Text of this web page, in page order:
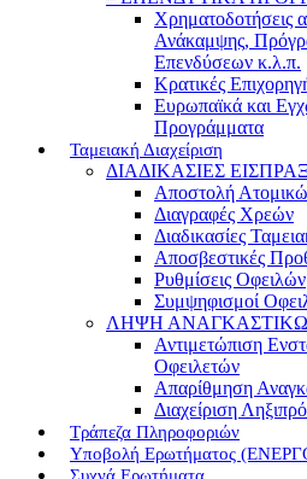
Χρηματοδοτήσεις
Ανάκαμψης,
Επενδύσεων κ.λ.π.
Κρατικές
Ευρωπαϊκά και
Προγράμματα
Ταμειακή Διαχείριση
ΔΙΑΔΙΚΑΣΙΕΣ
Αποστολή
Διαγραφές Χρεών
Διαδικασίες
Αποσβεστικές
Ρυθμίσεις Οφειλών
Συμψηφισμοί
ΛΗΨΗ
Αντιμετώπιση
Οφειλετών
Απαρίθμηση
Διαχείριση
Τράπεζα Πληροφοριών
Υποβολή Ερωτήματος